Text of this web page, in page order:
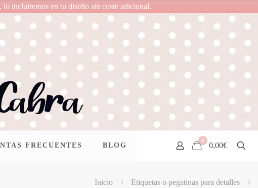
incluiremos en tu diseño sin coste adicional.
FRECUENTES BLOG
0
0,00€
Inicio
Etiquetas o pegatinas para detalles